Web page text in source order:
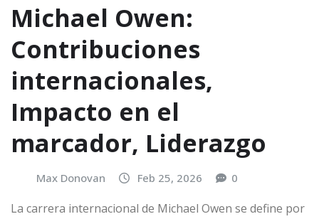
Michael Owen:
Contribuciones
internacionales,
Impacto en el
marcador, Liderazgo
Max Donovan Feb 25, 2026 0
La carrera internacional de Michael Owen se define por